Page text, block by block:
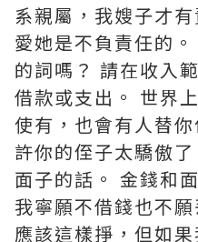
系親屬，我嫂子才
愛她是不負責任的
的詞嗎？ 請在收入
借款或支出。 世界
使有，也會有人替
許你的侄子太驕傲
面子的話。 金錢和
我寧願不借錢也不
應該這樣掙，但如